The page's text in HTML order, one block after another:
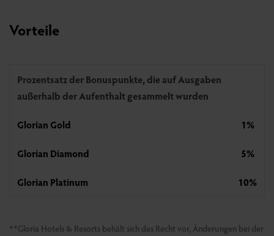
Vorteile
Prozentsatz der Bonuspunkte, die auf Ausgaben
außerhalb der Aufenthalt gesammelt wurden
Glorian Gold
Glorian Diamond
Glorian Platinum
1%
5%
10%
**Gloria Hotels & Resorts behält sich das Recht vor, Änderungen bei der